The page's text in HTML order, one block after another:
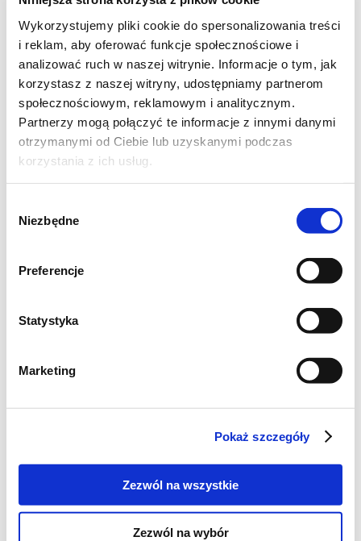
Wykorzystujemy pliki cookie do spersonalizowania treści
i reklam, aby oferować funkcje społecznościowe i
analizować ruch w naszej witrynie. Informacje o tym, jak
korzystasz z naszej witryny, udostępniamy partnerom
społecznościowym, reklamowym i analitycznym.
Partnerzy mogą połączyć te informacje z innymi danymi
otrzymanymi od Ciebie lub uzyskanymi podczas
korzystania z ich usług.
zgody
Niezbędne
Preferencje
Statystyka
Marketing
Pokaż szczegóły
Zezwól na wszystkie
Zezwól na wybór
przygotowania: 1 godzina 45 minut Czas
pieczenia: 15 minut Całkowity czas: 2 godziny
Porcje: 6
Składniki
400 g mąki pszennej typ 650
3 łyżeczki suszonych drożdży instant
190 ml letniej wody